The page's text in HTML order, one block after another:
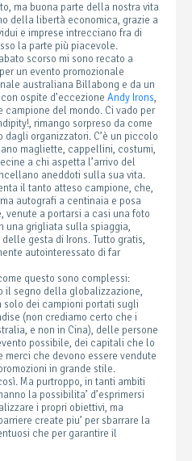
ma buona parte della nostra vita
della libertà economica, grazie a
e imprese intrecciano fra di
la parte più piacevole.
scorso mi sono recato a
un evento promozionale
australiana Billabong e da un
ospite d’eccezioneAndy Irons,
del mondo. Ci vado per
rimango sorpreso da come
dagli organizzatori. C’è un piccolo
magliette, cappellini, costumi,
a chi aspetta l’arrivo del
aneddoti sulla sua vita.
il tanto atteso campione, che,
autografi a centinaia e posa
venute a portarsi a casi una foto
una grigliata sulla spiaggia,
gesta di Irons. Tutto gratis,
autointeressato di far
questo sono complessi:
il segno della globalizzazione,
dei campioni portati sugli
(non crediamo certo che i
e non in Cina), delle persone
possibile, dei capitali che lo
che devono essere vendute
in grande stile.
Ma purtroppo, in tanti ambiti
la possibilita’ d’esprimersi
i propri obiettivi, ma
create piu’ per sbarrare la
che per garantire il